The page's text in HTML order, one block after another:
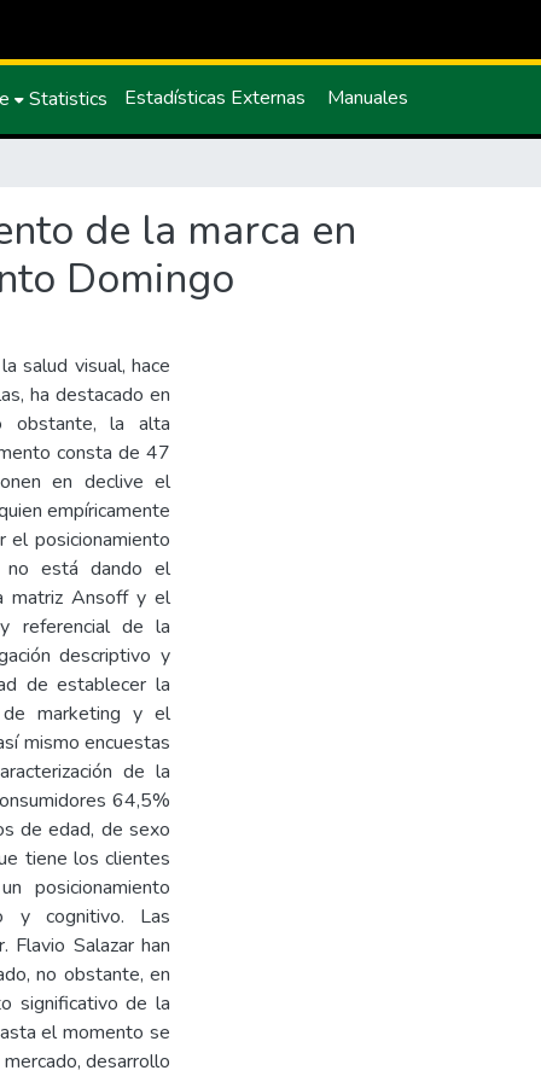
Statistics Estadísticas Externas Manuales
de la marca en
Domingo
salud visual, hace
ha destacado en
obstante, la alta
consta de 47
en declive el
empíricamente
el posicionamiento
no está dando el
matriz Ansoff y el
referencial de la
descriptivo y
de establecer la
marketing y el
mismo encuestas
de la
64,5%
de edad, de sexo
tiene los clientes
posicionamiento
y cognitivo. Las
Salazar han
no obstante, en
significativo de la
el momento se
desarrollo